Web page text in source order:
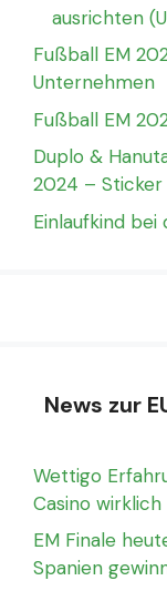
ausrichten
Fußball EM
Unternehmen
Fußball EM
Duplo &
2024 –
Einlaufkind bei
News zur
Wettigo
Casino
EM Finale
Spanien